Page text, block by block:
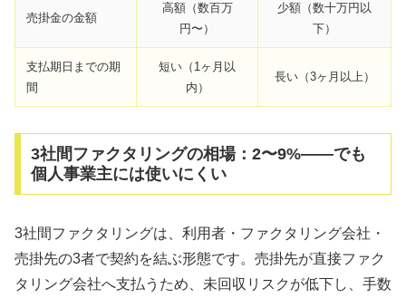
売掛金の金額
高額（数百万
円〜）
少額（数十万円以
下）
支払期日までの期
間
短い（1ヶ月以
内）
長い（3ヶ月以上）
3社間ファクタリングの相場：2〜9%——でも
個人事業主には使いにくい
3社間ファクタリングは、利用者・ファクタリング会社・
売掛先の3者で契約を結ぶ形態です。売掛先が直接ファク
タリング会社へ支払うため、未回収リスクが低下し、手数